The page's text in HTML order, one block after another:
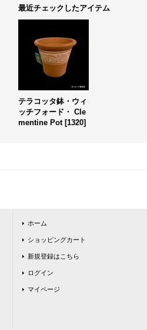
最近チェックしたアイテム
テラコッタ鉢・ウィ
ッチフォード・ Cle
mentine Pot [1320]
ホーム
ショッピングカート
新規登録はこちら
ログイン
マイページ